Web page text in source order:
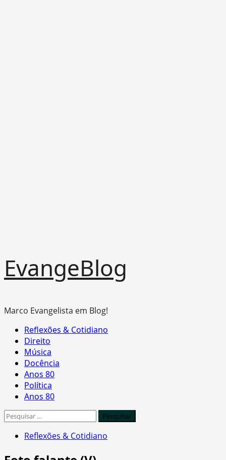
to
content
EvangeBlog
Marco Evangelista em Blog!
Primary
Menu
Reflexões & Cotidiano
Direito
Música
Docência
Anos 80
Política
Anos 80
Pesquisar
Reflexões & Cotidiano